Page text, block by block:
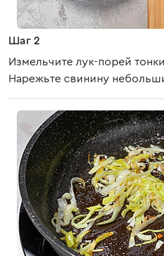
Шаг 2
Измельчите лук-порей
Нарежьте свинину